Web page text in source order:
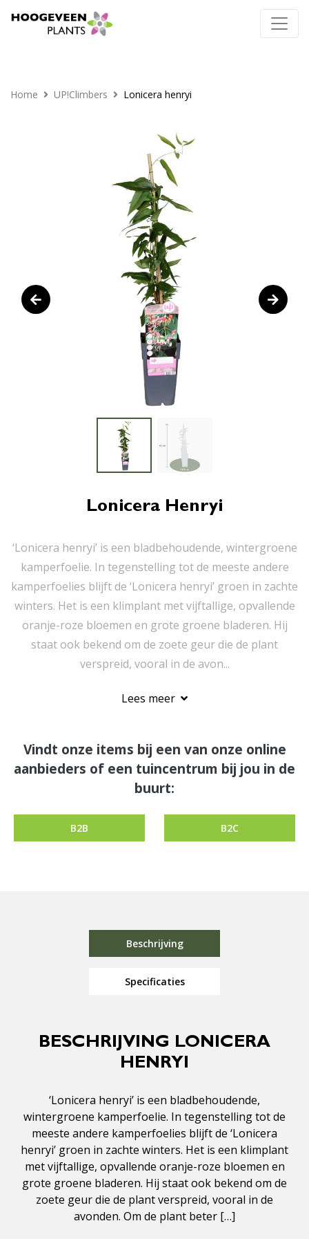
Home UP!Climbers Lonicera henryi
Lonicera Henryi
‘Lonicera henryi’ is een bladbehoudende, wintergroene
kamperfoelie. In tegenstelling tot de meeste andere
kamperfoelies blijft de ‘Lonicera henryi’ groen in zachte
winters. Het is een klimplant met vijftallige, opvallende
oranje-roze bloemen en grote groene bladeren. Hij
staat ook bekend om de zoete geur die de plant
verspreid, vooral in de avon...
Lees meer
Vindt onze items bij een van onze online
aanbieders of een tuincentrum bij jou in de
buurt:
B2B B2C
Beschrijving
Specificaties
BESCHRIJVING LONICERA
HENRYI
‘Lonicera henryi’ is een bladbehoudende,
wintergroene kamperfoelie. In tegenstelling tot de
meeste andere kamperfoelies blijft de ‘Lonicera
henryi’ groen in zachte winters. Het is een klimplant
met vijftallige, opvallende oranje-roze bloemen en
grote groene bladeren. Hij staat ook bekend om de
zoete geur die de plant verspreid, vooral in de
avonden. Om de plant beter […]